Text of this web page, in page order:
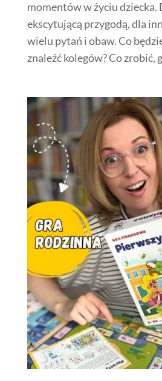
momentów w życiu dziecka.
ekscytującą przygodą, dla
wielu pytań i obaw. Co
znaleźć kolegów? Co zrobić,